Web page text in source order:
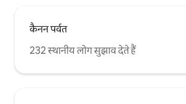
कैनन पर्वत
232 स्थानीय लोग सुझाव देते हैं